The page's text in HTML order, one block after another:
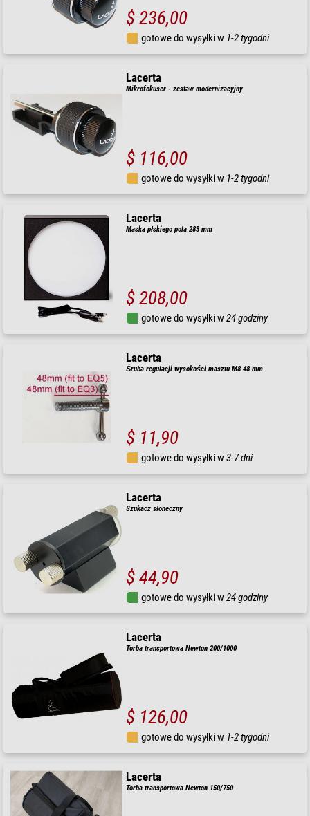
$ 236,00
gotowe do wysyłki w 1-2 tygodni
Lacerta
Mikrofokuser - zestaw modernizacyjny
$ 116,00
gotowe do wysyłki w 1-2 tygodni
Lacerta
Maska płskiego pola 283 mm
$ 208,00
gotowe do wysyłki w24 godziny
Lacerta
Śruba regulacji wysokości masztu M8 48 mm
$ 11,90
gotowe do wysyłki w3-7 dni
Lacerta
Szukacz słoneczny
$ 44,90
gotowe do wysyłki w24 godziny
Lacerta
Torba transportowa Newton 200/1000
$ 126,00
gotowe do wysyłki w 1-2 tygodni
Lacerta
Torba transportowa Newton 150/750